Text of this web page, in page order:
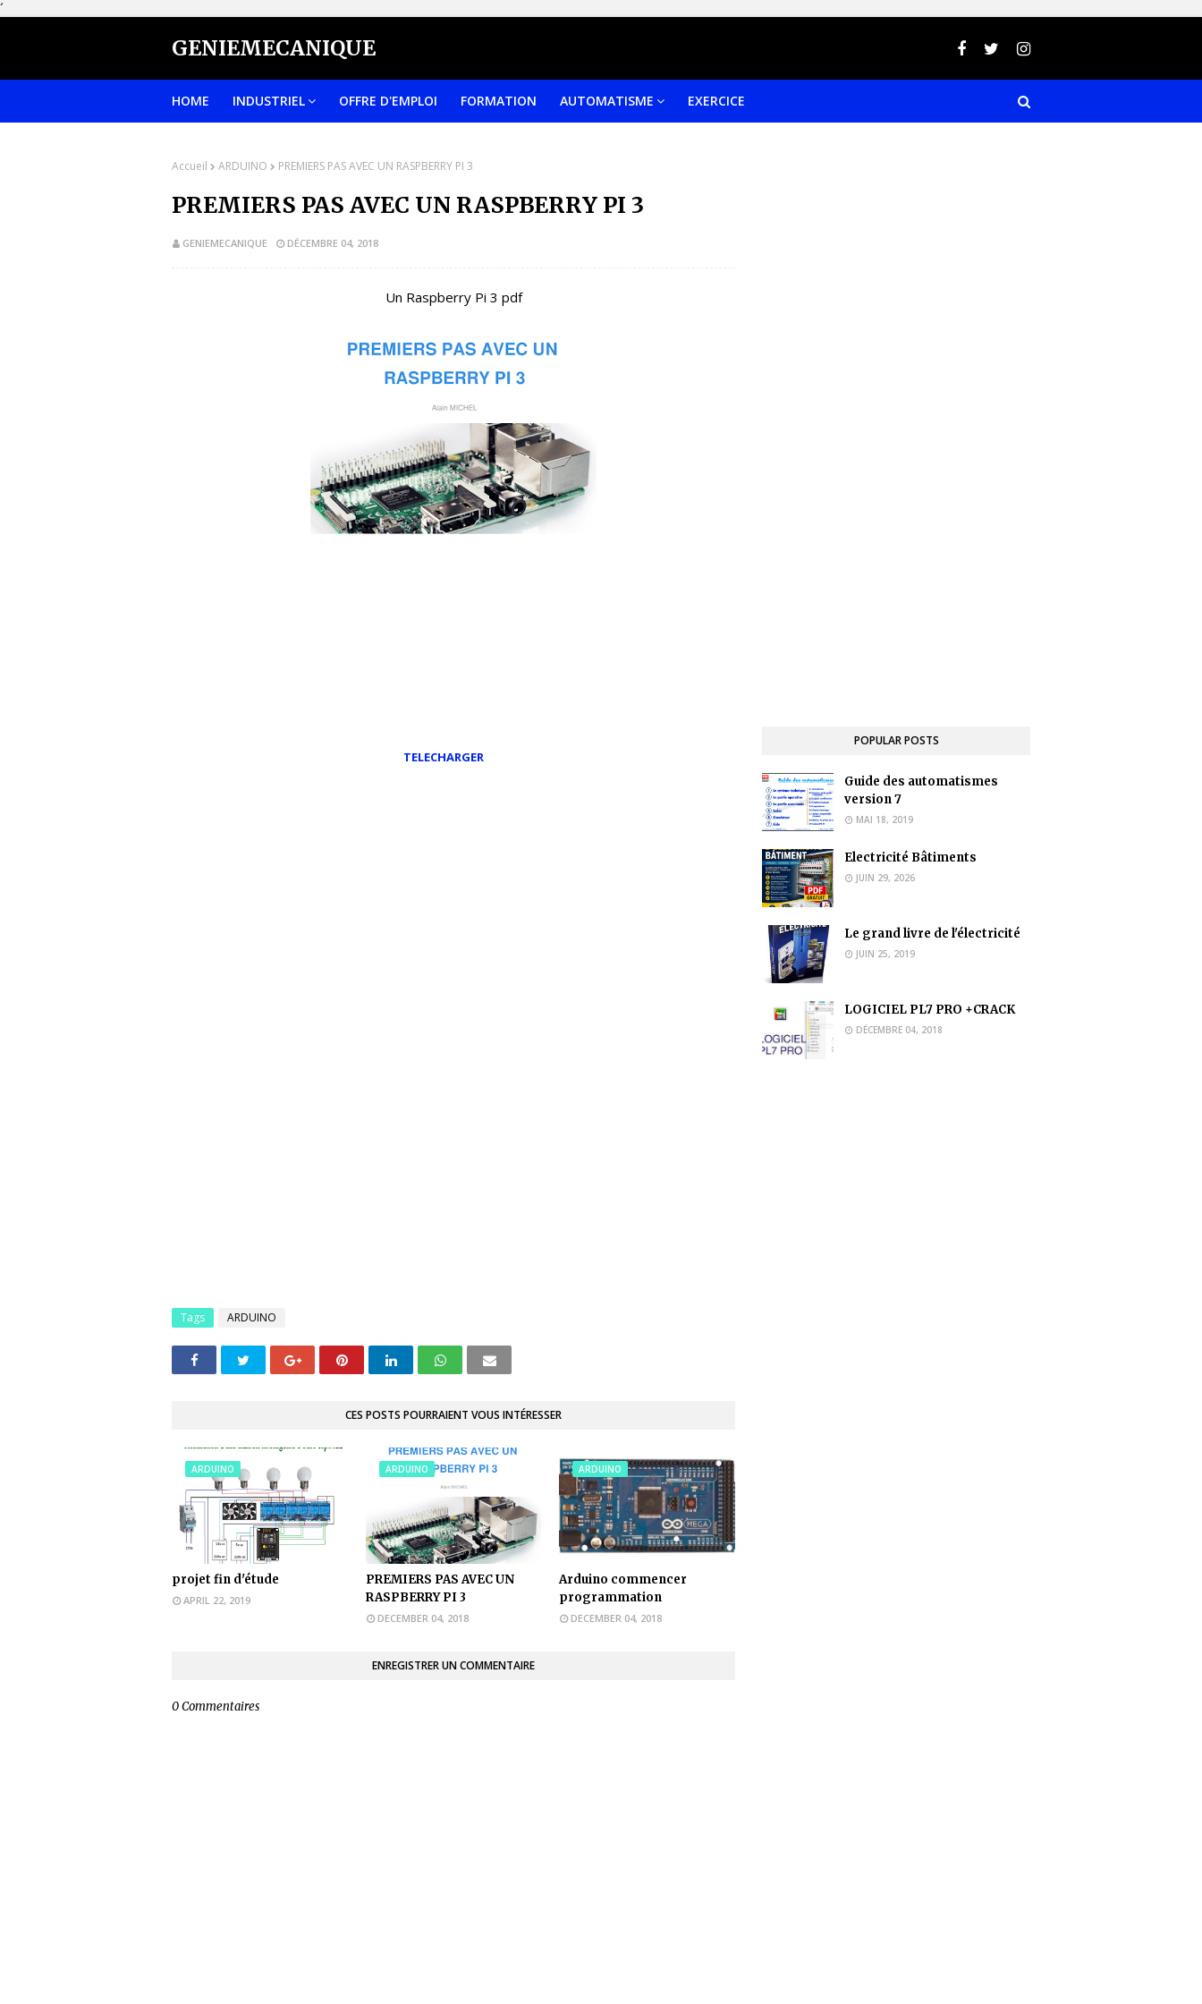
´
GENIEMECANIQUE
HOME INDUSTRIEL OFFRE D'EMPLOI FORMATION AUTOMATISME EXERCICE
Accueil ARDUINO PREMIERS PAS AVEC UN RASPBERRY PI 3
PREMIERS PAS AVEC UN RASPBERRY PI 3
GENIEMECANIQUE DÉCEMBRE 04, 2018
Un Raspberry Pi 3 pdf
TELECHARGER
Tags ARDUINO
CES POSTS POURRAIENT VOUS INTÉRESSER
ARDUINO
projet fin d'étude
APRIL 22, 2019
ARDUINO
PREMIERS PAS AVEC UN
RASPBERRY PI 3
DECEMBER 04, 2018
ARDUINO
Arduino commencer
programmation
DECEMBER 04, 2018
ENREGISTRER UN COMMENTAIRE
0 Commentaires
POPULAR POSTS
Guide des automatismes
version 7
MAI 18, 2019
Electricité Bâtiments
JUIN 29, 2026
Le grand livre de l'électricité
JUIN 25, 2019
LOGICIEL PL7 PRO +CRACK
DÉCEMBRE 04, 2018